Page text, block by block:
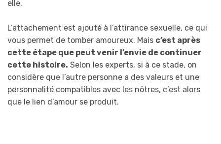
elle.
L’attachement est ajouté à l’attirance sexuelle, ce qui
vous permet de tomber amoureux. Mais c’est après
cette étape que peut venir l’envie de continuer
cette histoire. Selon les experts, si à ce stade, on
considère que l’autre personne a des valeurs et une
personnalité compatibles avec les nôtres, c’est alors
que le lien d’amour se produit.